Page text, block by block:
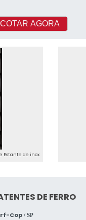
COTAR AGORA
Estante de inox
DE FERRO
Cop / SP